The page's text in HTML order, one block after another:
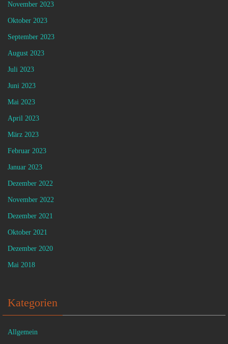
November 2023
Oktober 2023
September 2023
August 2023
Juli 2023
Juni 2023
Mai 2023
April 2023
März 2023
Februar 2023
Januar 2023
Dezember 2022
November 2022
Dezember 2021
Oktober 2021
Dezember 2020
Mai 2018
Kategorien
Allgemein